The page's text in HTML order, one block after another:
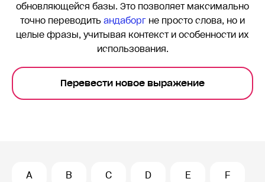
обновляющейся базы. Это позволяет максимально
точно переводить андаборг не просто слова, но и
целые фразы, учитывая контекст и особенности их
использования.
Перевести новое выражение
A B C D E F